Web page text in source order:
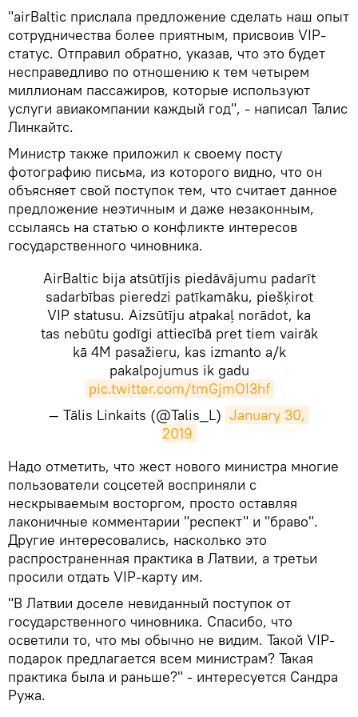
"airBaltic прислала предложение сделать наш опыт
сотрудничества более приятным, присвоив VIP-
статус. Отправил обратно, указав, что это будет
несправедливо по отношению к тем четырем
миллионам пассажиров, которые используют
услуги авиакомпании каждый год", - написал Талис
Линкайтс.
Министр также приложил к своему посту
фотографию письма, из которого видно, что он
объясняет свой поступок тем, что считает данное
предложение неэтичным и даже незаконным,
ссылаясь на статью о конфликте интересов
государственного чиновника.
AirBaltic bija atsūtījis piedāvājumu padarīt
sadarbības pieredzi patīkamāku, piešķirot
VIP statusu. Aizsūtīju atpakaļ norādot, ka
tas nebūtu godīgi attiecībā pret tiem vairāk
kā 4M pasažieru, kas izmanto a/k
pakalpojumus ik gadu
pic.twitter.com/tmGjmOI3hf
— Tālis Linkaits (@Talis_L) January 30,
2019
​Надо отметить, что жест нового министра многие
пользователи соцсетей восприняли с
нескрываемым восторгом, просто оставляя
лаконичные комментарии "респект" и "браво".
Другие интересовались, насколько это
распространенная практика в Латвии, а третьи
просили отдать VIP-карту им.
"В Латвии доселе невиданный поступок от
государственного чиновника. Спасибо, что
осветили то, что мы обычно не видим. Такой VIP-
подарок предлагается всем министрам? Такая
практика была и раньше?" - интересуется Сандра
Ружа.